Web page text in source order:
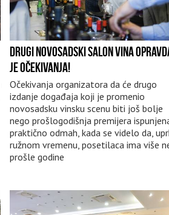
DRUGI NOVOSADSKI SALON VINA
JE OČEKIVANJA!
Očekivanja organizatora da će drugo
izdanje događaja koji je promenio
novosadsku vinsku scenu biti još bolje
nego prošlogodišnja premijera
praktično odmah, kada se videlo da,
ružnom vremenu, posetilaca ima više
prošle godine